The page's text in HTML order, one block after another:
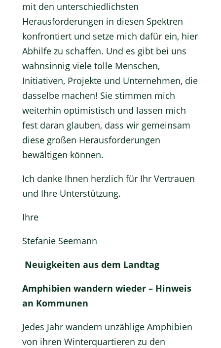
mit den unterschiedlichsten
Herausforderungen in diesen Spektren
konfrontiert und setze mich dafür ein, hier
Abhilfe zu schaffen. Und es gibt bei uns
wahnsinnig viele tolle Menschen,
Initiativen, Projekte und Unternehmen, die
dasselbe machen! Sie stimmen mich
weiterhin optimistisch und lassen mich
fest daran glauben, dass wir gemeinsam
diese großen Herausforderungen
bewältigen können.
Ich danke Ihnen herzlich für Ihr Vertrauen
und Ihre Unterstützung.
Ihre
Stefanie Seemann
Neuigkeiten aus dem Landtag
Amphibien wandern wieder – Hinweis
an Kommunen
Jedes Jahr wandern unzählige Amphibien
von ihren Winterquartieren zu den